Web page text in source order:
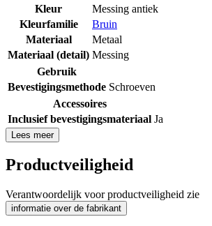
Kleur
Messing antiek
Kleurfamilie
Bruin
Materiaal
Metaal
Materiaal (detail) Messing
Gebruik
Bevestigingsmethode Schroeven
Accessoires
Inclusief bevestigingsmateriaal Ja
Lees meer
Productveiligheid
Verantwoordelijk voor productveiligheid zie
informatie over de fabrikant